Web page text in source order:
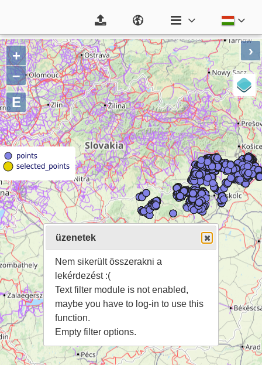
+
–
E
›
üzenetek
Nem sikerült összerakni a
lekérdezést :(
Text filter module is not enabled,
maybe you have to log-in to use this
function.
Empty filter options.